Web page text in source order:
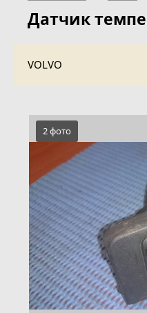
Датчик
VOLVO
2 фото